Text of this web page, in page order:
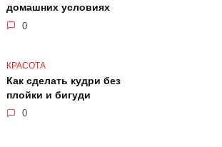
домашних условиях
0
КРАСОТА
Как сделать кудри без
плойки и бигуди
0